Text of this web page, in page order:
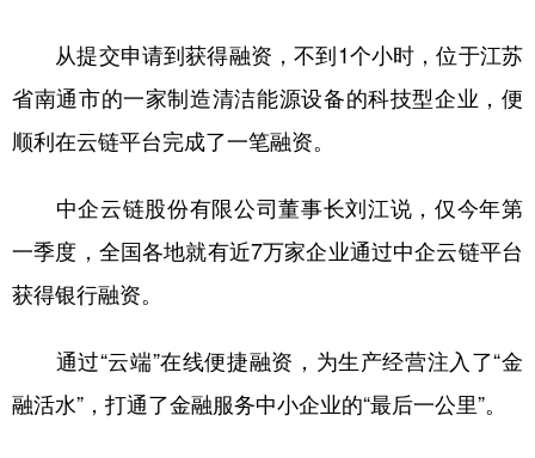
从提交申请到获得融资，不到1个小时，位于江苏
省南通市的一家制造清洁能源设备的科技型企业，便
顺利在云链平台完成了一笔融资。
中企云链股份有限公司董事长刘江说，仅今年第
一季度，全国各地就有近7万家企业通过中企云链平台
获得银行融资。
通过“云端”在线便捷融资，为生产经营注入了“金
融活水”，打通了金融服务中小企业的“最后一公里”。